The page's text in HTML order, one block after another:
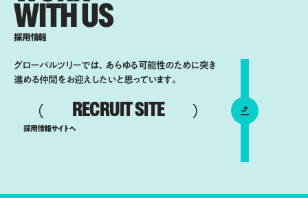
WITH US
採用情報
グローバルツリーでは、あらゆる可能性のために突き
進める仲間をお迎えしたいと思っています。
RECRUIT SITE
採用情報サイトへ